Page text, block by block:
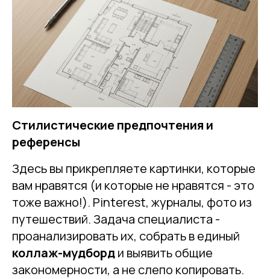
Стилистические предпочтения и
референсы
Здесь вы прикрепляете картинки, которые
вам нравятся (и которые не нравятся - это
тоже важно!). Pinterest, журналы, фото из
путешествий. Задача специалиста -
проанализировать их, собрать в единый
коллаж-мудборди выявить общие
закономерности, а не слепо копировать.